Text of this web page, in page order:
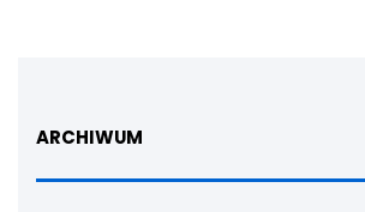
ARCHIWUM